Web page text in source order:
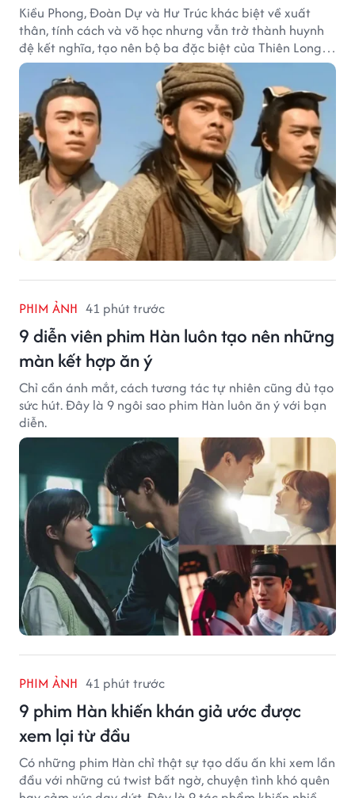
Kiều Phong, Đoàn Dự và Hư Trúc khác biệt về xuất
thân, tính cách và võ học nhưng vẫn trở thành huynh
đệ kết nghĩa, tạo nên bộ ba đặc biệt của Thiên Long
Bát Bộ.
PHIM ẢNH 41 phút trước
9 diễn viên phim Hàn luôn tạo nên những
màn kết hợp ăn ý
Chỉ cần ánh mắt, cách tương tác tự nhiên cũng đủ tạo
sức hút. Đây là 9 ngôi sao phim Hàn luôn ăn ý với bạn
diễn.
PHIM ẢNH 41 phút trước
9 phim Hàn khiến khán giả ước được
xem lại từ đầu
Có những phim Hàn chỉ thật sự tạo dấu ấn khi xem lần
đầu với những cú twist bất ngờ, chuyện tình khó quên